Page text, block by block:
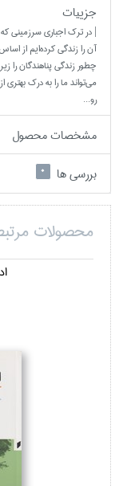
جزییات
| در ترک اجباري سرزميني
آن را زندگي کرده‌ايم از
چطور زندگي پناهندگان را
مي‌تواند ما را به درک
رو...
مشخصات محصول
بررسی ها
0
محصولات